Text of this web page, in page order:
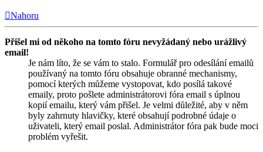
Nahoru
Přišel mi od někoho na tomto fóru nevyžádaný nebo urážlivý
email!
Je nám líto, že se vám to stalo. Formulář pro odesílání emailů
používaný na tomto fóru obsahuje obranné mechanismy,
pomocí kterých můžeme vystopovat, kdo posílá takové
emaily, proto pošlete administrátorovi fóra email s úplnou
kopií emailu, který vám přišel. Je velmi důležité, aby v něm
byly zahrnuty hlavičky, které obsahují podrobné údaje o
uživateli, který email poslal. Administrátor fóra pak bude moci
problém vyřešit.